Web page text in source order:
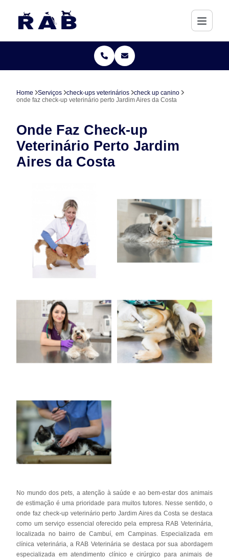
Home Serviços check-ups veterinários
check up canino
onde faz check-up veterinário perto Jardim Aires da Costa
Onde Faz Check-up
Veterinário Perto Jardim
Aires da Costa
No mundo dos pets, a atenção à saúde e ao bem-estar dos animais
de estimação é uma prioridade para muitos tutores. Nesse sentido, o
onde faz check-up veterinário perto Jardim Aires da Costa se destaca
como um serviço essencial oferecido pela empresa RAB Veterinária,
localizada no bairro de Cambuí, em Campinas. Especializada em
clínica veterinária, a RAB Veterinária se destaca por sua abordagem
especializada em atendimento clínico e cirúrgico para animais de